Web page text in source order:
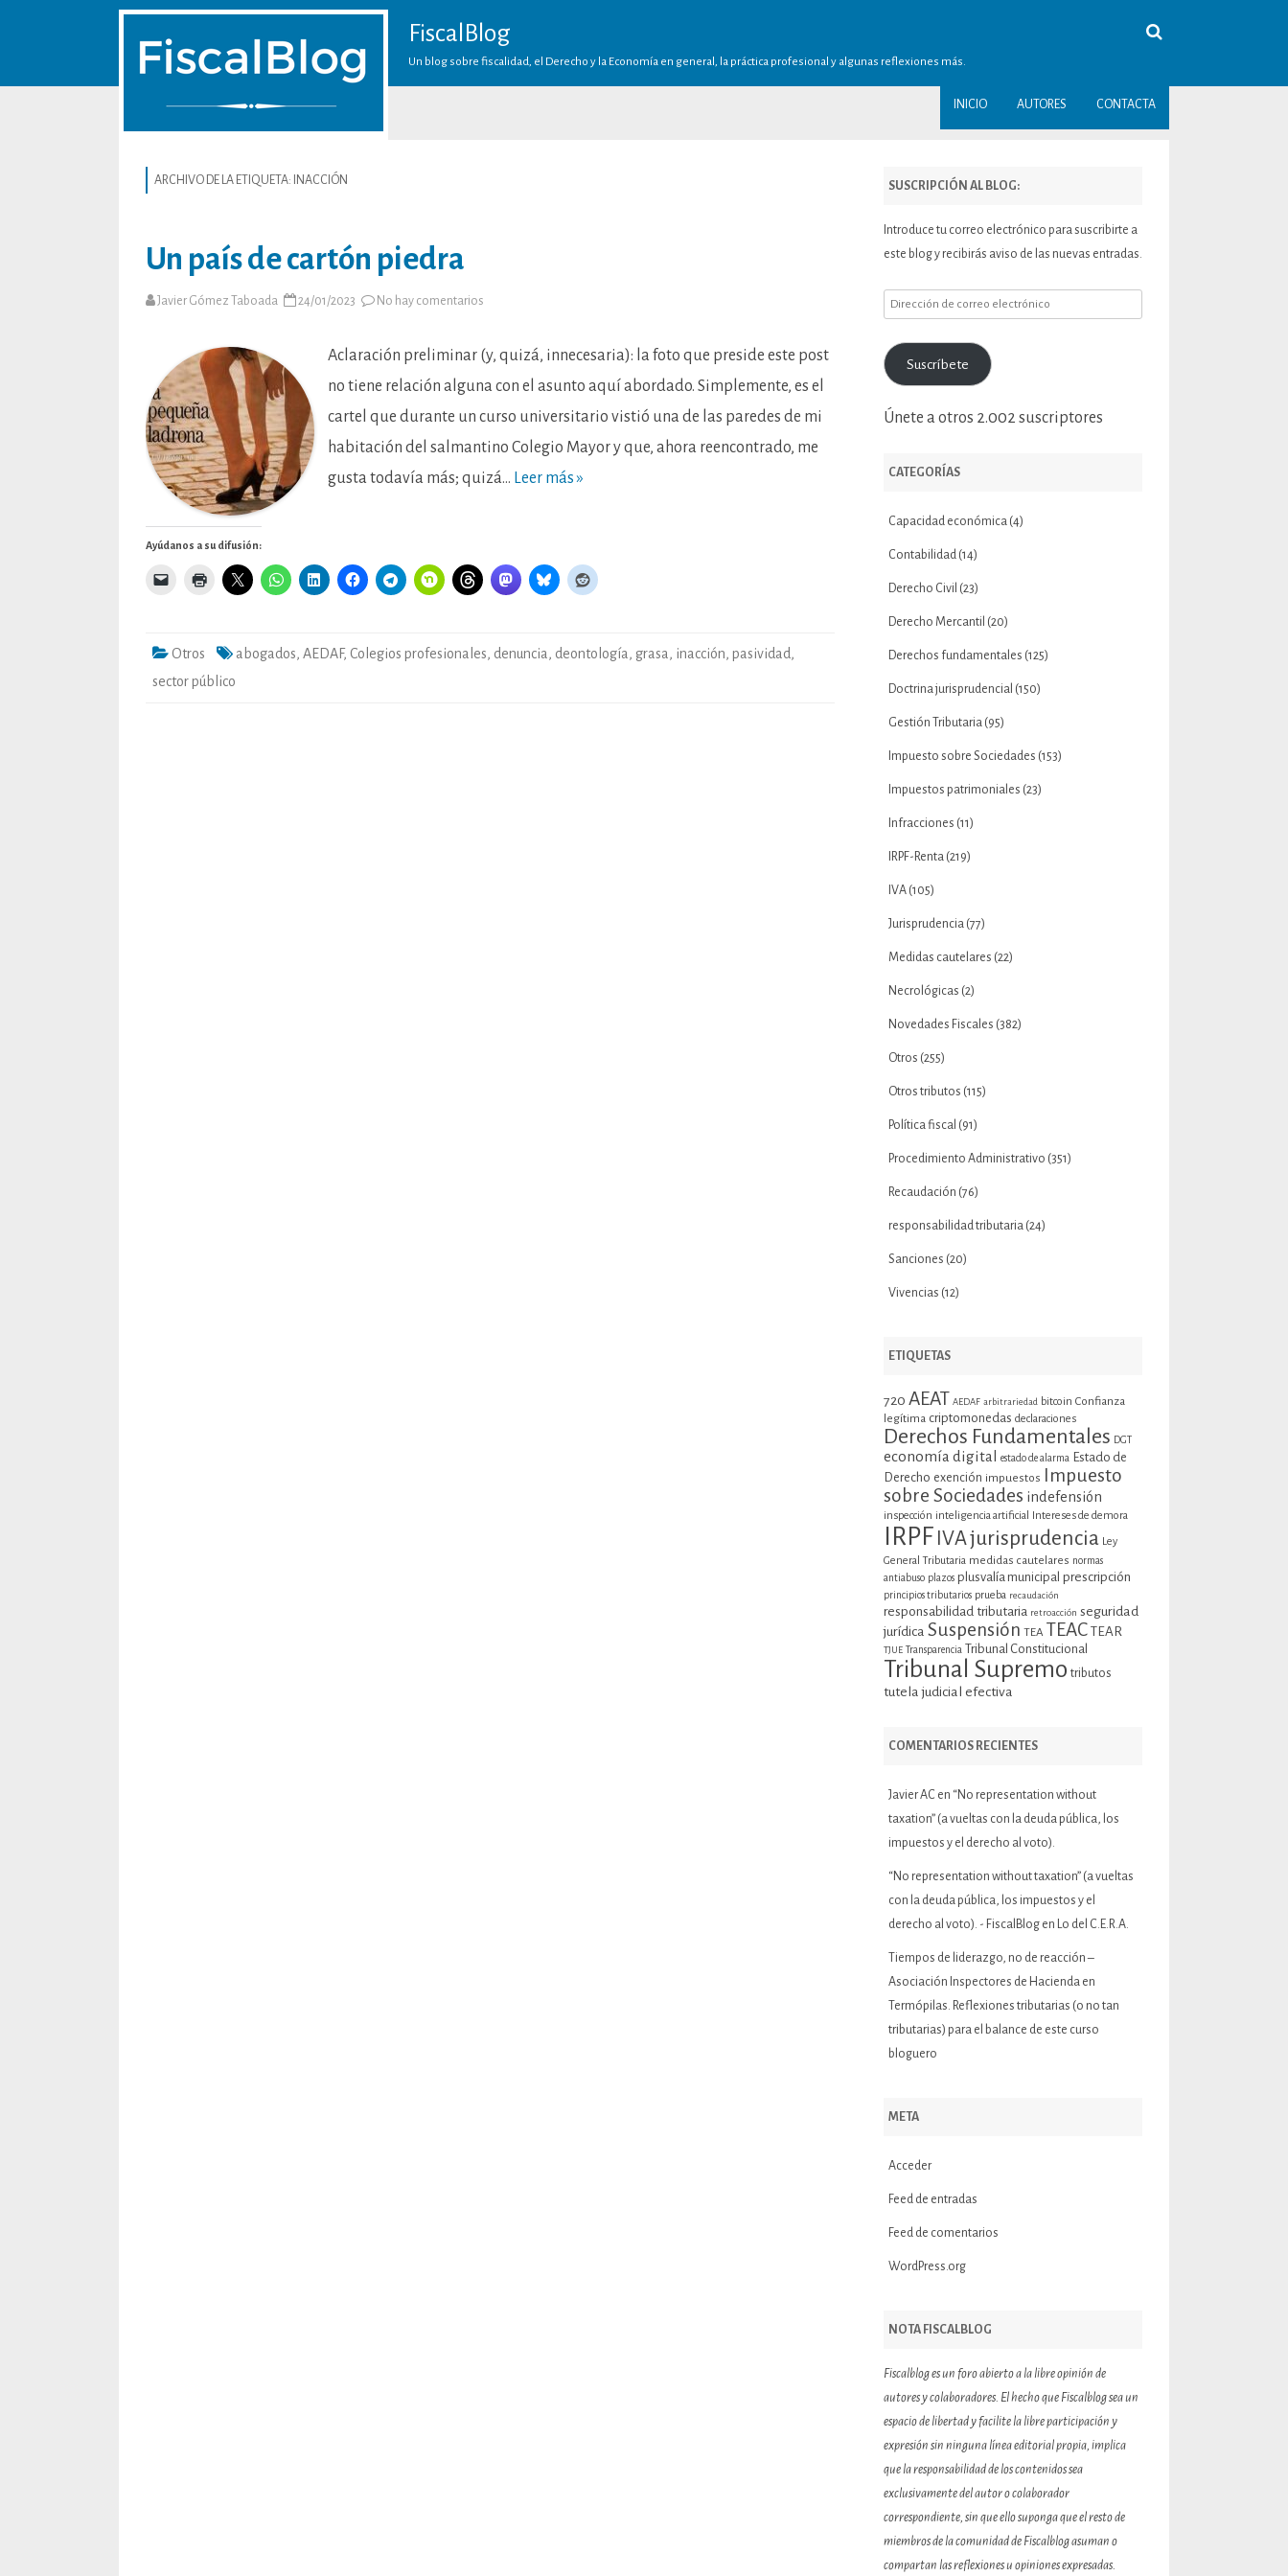
FiscalBlog
Un blog sobre fiscalidad, el Derecho y la Economía en general, la práctica profesional y algunas reflexiones más.
INICIO AUTORES CONTACTA
ARCHIVO DE LA ETIQUETA: INACCIÓN
Un país de cartón piedra
Javier Gómez Taboada 24/01/2023 No hay comentarios
cartón
piedra
Aclaración preliminar (y, quizá, innecesaria): la foto que preside este post
no tiene relación alguna con el asunto aquí abordado. Simplemente, es el
cartel que durante un curso universitario vistió una de las paredes de mi
habitación del salmantino Colegio Mayor y que, ahora reencontrado, me
gusta todavía más; quizá… Leer más »
Ayúdanos a su difusión:
Otros abogados, AEDAF, Colegios profesionales, denuncia , deontología , grasa , inacción, pasividad ,
sector público
SUSCRIPCIÓN AL BLOG:
Introduce tu correo electrónico para suscribirte a
este blog y recibirás aviso de las nuevas entradas.
Dirección
correo
electrónico
Suscríbete
Únete a otros 2.002 suscriptores
CATEGORÍAS
Capacidad económica(4)
Contabilidad(14)
Derecho Civil (23)
Derecho Mercantil (20)
Derechos fundamentales (125)
Doctrina jurisprudencial (150)
Gestión Tributaria(95)
Impuesto sobre Sociedades (153)
Impuestos patrimoniales (23)
Infracciones (11)
IRPF-Renta(219)
IVA(105)
Jurisprudencia(77)
Medidas cautelares (22)
Necrológicas (2)
Novedades Fiscales (382)
Otros (255)
Otros tributos (115)
Política fiscal (91)
Procedimiento Administrativo (351)
Recaudación (76)
responsabilidad tributaria(24)
Sanciones (20)
Vivencias (12)
ETIQUETAS
720 AEAT AEDAF arbitrariedad bitcoin Confianza
legítima criptomonedas declaraciones
Derechos Fundamentales DGT
economía digital estado de alarma
Estado de
Derecho exención impuestos
Impuesto
sobre Sociedades indefensión
inspección inteligencia artificial Intereses de demora
IRPF IVAjurisprudencia Ley
General Tributaria medidas cautelares normas
antiabuso plazos plusvalía municipal prescripción
principios tributarios prueba recaudación
responsabilidad tributaria retroacción seguridad
jurídica Suspensión TEA TEAC TEAR
TJUE Transparencia Tribunal Constitucional
Tribunal Supremo tributos
tutela judicial efectiva
COMENTARIOS RECIENTES
Javier AC en “No representation without
taxation” (a vueltas con la deuda pública, los
impuestos y el derecho al voto).
“No representation without taxation” (a vueltas
con la deuda pública, los impuestos y el
derecho al voto). - FiscalBlogen Lo del C.E.R.A.
Tiempos de liderazgo, no de reacción –
Asociación Inspectores de Haciendaen
Termópilas. Reflexiones tributarias (o no tan
tributarias) para el balance de este curso
bloguero
META
Acceder
Feed de entradas
Feed de comentarios
WordPress.org
NOTA FISCALBLOG
Fiscalblog es un foro abierto a la libre opinión de
autores y colaboradores. El hecho que Fiscalblog sea un
espacio de libertad y facilite la libre participación y
expresión sin ninguna línea editorial propia, implica
que la responsabilidad de los contenidos sea
exclusivamente del autor o colaborador
correspondiente, sin que ello suponga que el resto de
miembros de la comunidad de Fiscalblog asuman o
compartan las reflexiones u opiniones expresadas.